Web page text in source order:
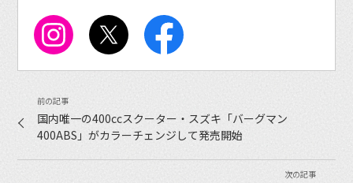
国内唯一の400ccスクーター・スズキ「バーグマン
400ABS」がカラーチェンジして発売開始